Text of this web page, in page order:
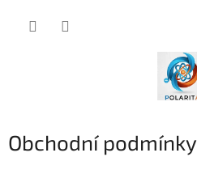
Obchodní podmínky